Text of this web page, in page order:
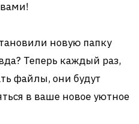
новую папку
Теперь каждый раз,
файлы, они будут
в ваше новое уютное